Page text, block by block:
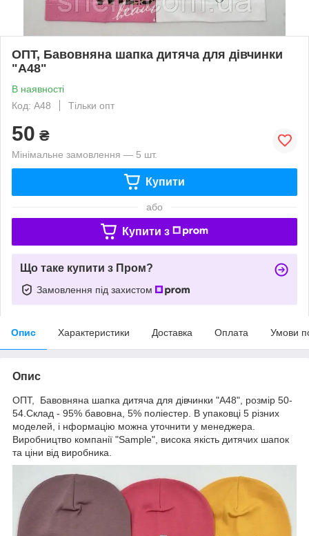
ОПТ, Бавовняна шапка дитяча для дівчинки
"А48"
В наявності
Код: А48
Тільки опт
50 ₴
Мінімальне замовлення — 5 шт.
Купити
або
Купити з
Що таке купити з Пром?
Замовлення під захистом
Опис Характеристики Доставка Оплата Умови
Опис
ОПТ, Бавовняна шапка дитяча для дівчинки "А48", розмір 50-
54.Склад - 95% бавовна, 5% поліестер. В упаковці 5 різних
моделей, і нформацію можна уточнити у менеджера.
Виробництво компанії "Sample", висока якість дитячих шапок
та ціни від виробника.